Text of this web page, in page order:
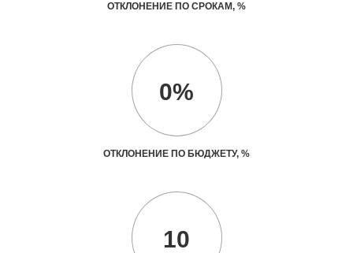
ОТКЛОНЕНИЕ ПО СРОКАМ, %
0%
ОТКЛОНЕНИЕ ПО БЮДЖЕТУ, %
10